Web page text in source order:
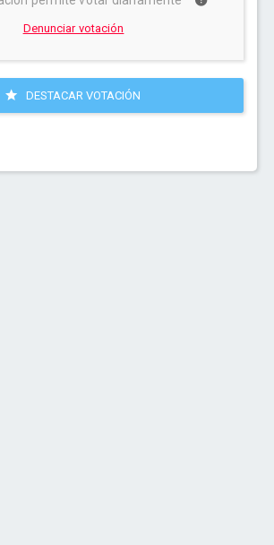
Denunciar votación
DESTACAR VOTACIÓN